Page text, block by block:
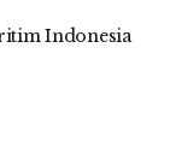
Indonesia